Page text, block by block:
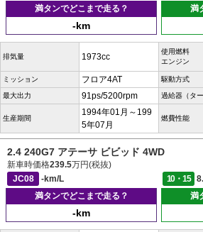
満タンでどこまで走る？
-km
満
排気量 1973cc
使用燃料
エンジン
ミッション フロア4AT 駆動方式
最大出力 91ps/5200rpm 過給器（ター
生産期間
1994年01月～199
5年07月
燃費性能
2.4 240G7 アテーサ ビビッド 4WD
新車時価格239.5万円(税抜)
JC08
-km/L 10・15
満タンでどこまで走る？
-km
満